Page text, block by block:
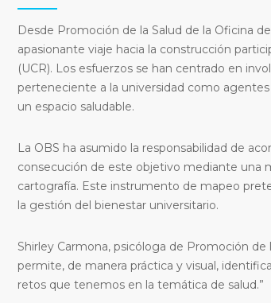
Desde Promoción de la Salud de la Oficina
apasionante viaje hacia la construcción
(UCR). Los esfuerzos se han centrado en
perteneciente a la universidad como
un espacio saludable.
La OBS ha asumido la responsabilidad de
consecución de este objetivo mediante una
cartografía. Este instrumento de mapeo
la gestión del bienestar universitario.
Shirley Carmona, psicóloga de Promoción
permite, de manera práctica y visual,
retos que tenemos en la temática de salud.”